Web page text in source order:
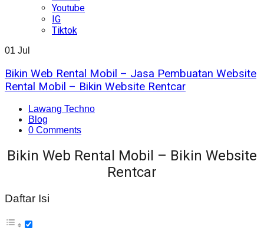
Youtube
IG
Tiktok
01 Jul
Bikin Web Rental Mobil – Jasa Pembuatan Website
Rental Mobil – Bikin Website Rentcar
Lawang Techno
Blog
0 Comments
Bikin Web Rental Mobil – Bikin Website
Rentcar
Daftar Isi